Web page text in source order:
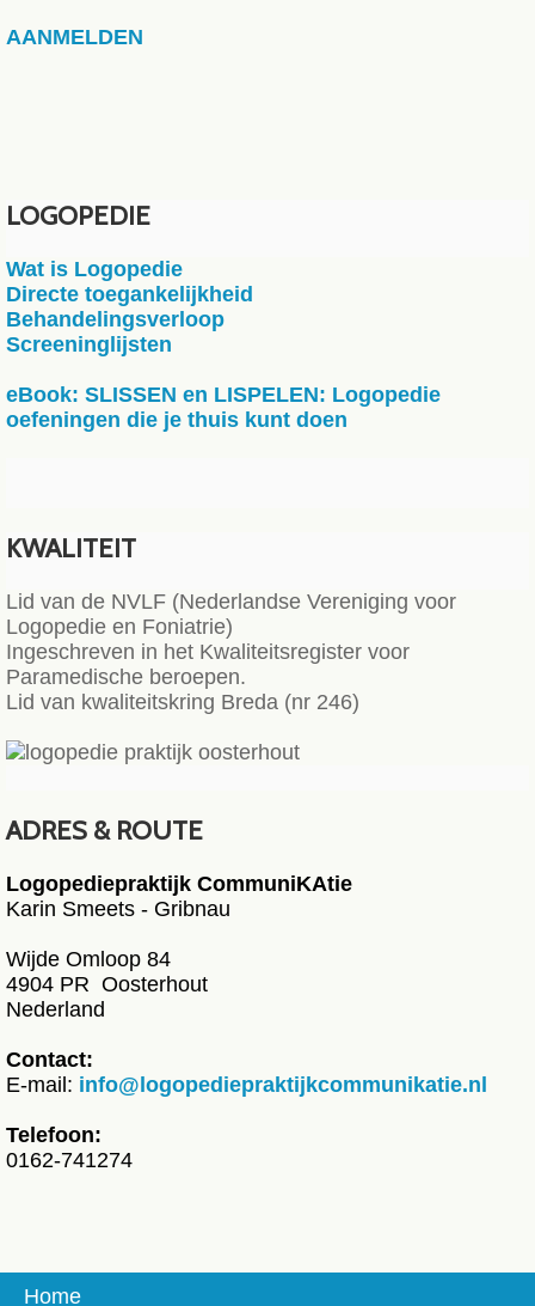
AANMELDEN
LOGOPEDIE
Wat is Logopedie
Directe toegankelijkheid
Behandelingsverloop
Screeninglijsten
eBook: SLISSEN en LISPELEN: Logopedie
oefeningen die je thuis kunt doen
KWALITEIT
Lid van de NVLF (Nederlandse Vereniging voor
Logopedie en Foniatrie)
Ingeschreven in het Kwaliteitsregister voor
Paramedische beroepen.
Lid van kwaliteitskring Breda (nr 246)
ADRES & ROUTE
Logopediepraktijk CommuniKAtie
Karin Smeets - Gribnau
Wijde Omloop 84
4904 PR Oosterhout
Nederland
Contact:
E-mail: info@logopediepraktijkcommunikatie.nl
Telefoon:
0162-741274
Home